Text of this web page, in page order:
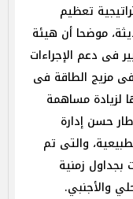
تعظيم
موضحا أن هيئة
فى دعم الإجراءات
مزيج الطاقة فى
لزيادة مساهمة
حسن إدارة
والتى تم
بجداول زمنية
والأجنبي.